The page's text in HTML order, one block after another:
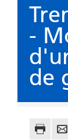
-
de